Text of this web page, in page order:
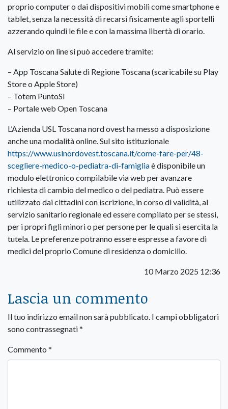
proprio computer o dai dispositivi mobili come smartphone e
tablet, senza la necessità di recarsi fisicamente agli sportelli
azzerando quindi le file e con la massima libertà di orario.
Al servizio on line si può accedere tramite:
– App Toscana Salute di Regione Toscana (scaricabile su Play
Store o Apple Store)
– Totem PuntoSI
– Portale web Open Toscana
L’Azienda USL Toscana nord ovest ha messo a disposizione
anche una modalità online. Sul sito istituzionale
https://www.uslnordovest.toscana.it/come-fare-per/48-
scegliere-medico-o-pediatra-di-famigliaè disponibile un
modulo elettronico compilabile via web per avanzare
richiesta di cambio del medico o del pediatra. Può essere
utilizzato dai cittadini con iscrizione, in corso di validità, al
servizio sanitario regionale ed essere compilato per se stessi,
per i propri figli minori o per persone per le quali si esercita la
tutela. Le preferenze potranno essere espresse a favore di
medici del proprio Comune di residenza o domicilio.
10 Marzo 2025 12:36
Lascia un commento
Il tuo indirizzo email non sarà pubblicato. I campi obbligatori
sono contrassegnati*
Commento *